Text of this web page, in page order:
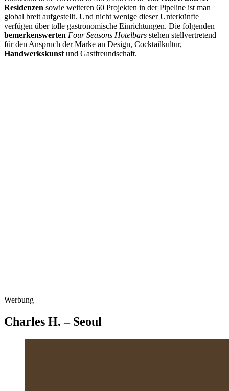
Residenzen sowie weiteren 60 Projekten in der Pipeline ist man
global breit aufgestellt. Und nicht wenige dieser Unterkünfte
verfügen über tolle gastronomische Einrichtungen. Die folgenden
bemerkenswerten Four Seasons Hotelbars stehen stellvertretend
für den Anspruch der Marke an Design, Cocktailkultur,
Handwerkskunst und Gastfreundschaft.
Werbung
Charles H. – Seoul